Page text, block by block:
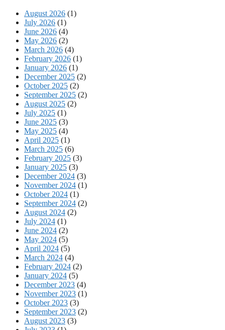
August 2026 (1)
July 2026 (1)
June 2026 (4)
May 2026 (2)
March 2026 (4)
February 2026 (1)
January 2026 (1)
December 2025 (2)
October 2025 (2)
September 2025 (2)
August 2025 (2)
July 2025 (1)
June 2025 (3)
May 2025 (4)
April 2025 (1)
March 2025 (6)
February 2025 (3)
January 2025 (3)
December 2024 (3)
November 2024 (1)
October 2024 (1)
September 2024 (2)
August 2024 (2)
July 2024 (1)
June 2024 (2)
May 2024 (5)
April 2024 (5)
March 2024 (4)
February 2024 (2)
January 2024 (5)
December 2023 (4)
November 2023 (1)
October 2023 (3)
September 2023 (2)
August 2023 (3)